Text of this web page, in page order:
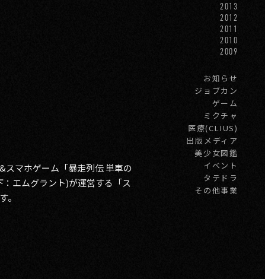
2013
2012
2011
2010
2009
お知らせ
ジョブカン
ゲーム
ミクチャ
医療(CLIUS)
出版メディア
美少女図鑑
イベント
タテドラ
その他事業
マホゲーム「暴走列伝 単車の
エムグラント)が運営する「ス
。